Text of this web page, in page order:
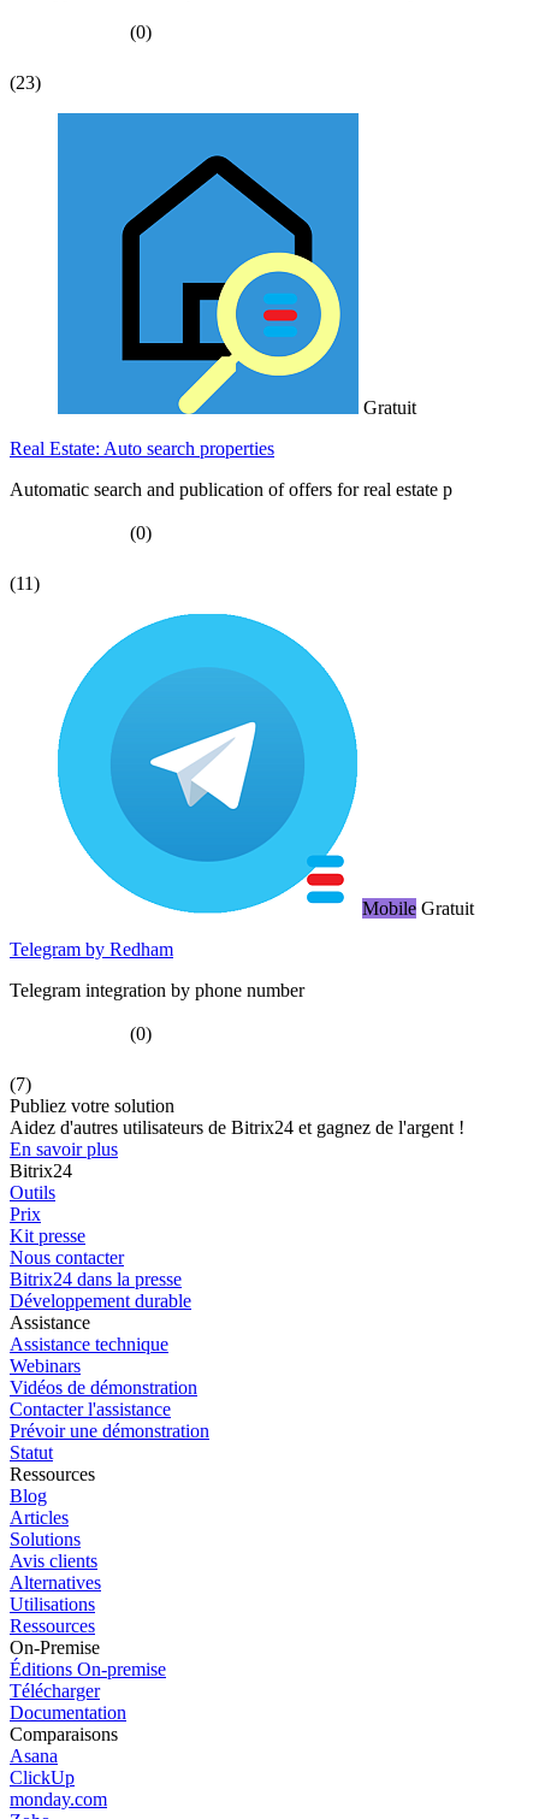
(0)
(23)
Gratuit
Real Estate: Auto search properties
Automatic search and publication of offers for real estate p
(0)
(11)
Mobile Gratuit
Telegram by Redham
Telegram integration by phone number
(0)
(7)
Publiez votre solution
Aidez d'autres utilisateurs de Bitrix24 et gagnez de l'argent !
En savoir plus
Bitrix24
Outils
Prix
Kit presse
Nous contacter
Bitrix24 dans la presse
Développement durable
Assistance
Assistance technique
Webinars
Vidéos de démonstration
Contacter l'assistance
Prévoir une démonstration
Statut
Ressources
Blog
Articles
Solutions
Avis clients
Alternatives
Utilisations
Ressources
On-Premise
Éditions On-premise
Télécharger
Documentation
Comparaisons
Asana
ClickUp
monday.com